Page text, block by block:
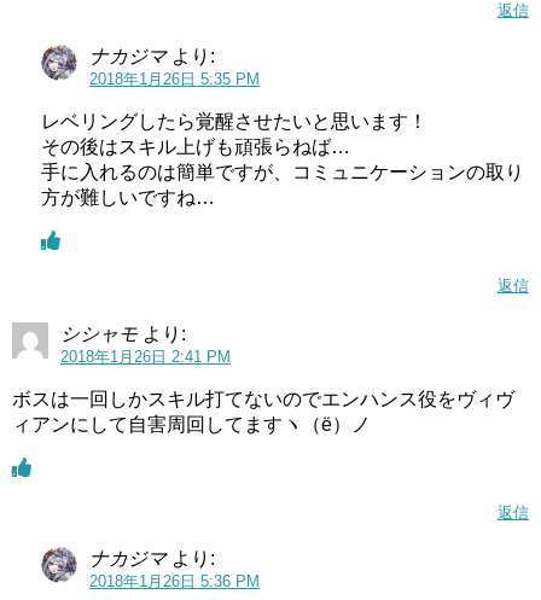
返信
ナカジマ より:
2018年1月26日 5:35 PM
レベリングしたら覚醒させたいと思います！
その後はスキル上げも頑張らねば…
手に入れるのは簡単ですが、コミュニケーションの取り
方が難しいですね…
返信
シシャモ より:
2018年1月26日 2:41 PM
ボスは一回しかスキル打てないのでエンハンス役をヴィヴ
ィアンにして自害周回してますヽ（ё）ノ
返信
ナカジマ より:
2018年1月26日 5:36 PM